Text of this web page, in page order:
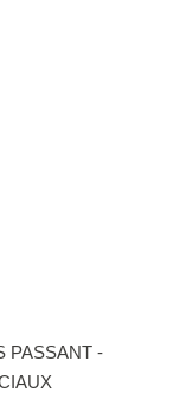
PASSANT -